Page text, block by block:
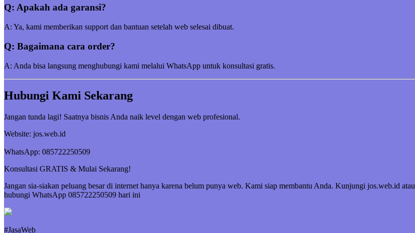
Q: Apakah ada garansi?
A: Ya, kami memberikan support dan bantuan setelah web selesai dibuat.
Q: Bagaimana cara order?
A: Anda bisa langsung menghubungi kami melalui WhatsApp untuk konsultasi gratis.
Hubungi Kami Sekarang
Jangan tunda lagi! Saatnya bisnis Anda naik level dengan web profesional.
Website: jos.web.id
WhatsApp: 085722250509
Konsultasi GRATIS & Mulai Sekarang!
Jangan sia-siakan peluang besar di internet hanya karena belum punya web. Kami siap membantu Anda. Kunjungi jos.web.id atau
hubungi WhatsApp 085722250509 hari ini
#JasaWeb